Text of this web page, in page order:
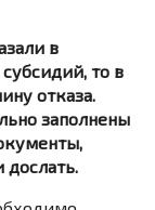
в
то в
отказа.
заполнены
дослать.